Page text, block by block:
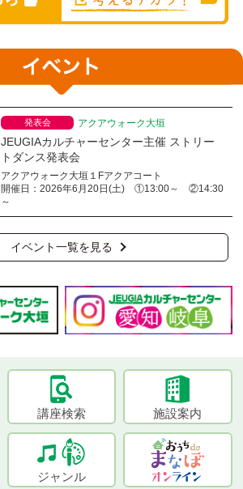
発表会 アクアウォーク大垣
JEUGIAカルチャーセンター主催 ストリー
トダンス発表会
アクアウォーク大垣１Fアクアコート
開催日：2026年6月20日(土) ①13:00～ ②14:30
～
イベント一覧を見る
講座検索 施設案内
ジャンル